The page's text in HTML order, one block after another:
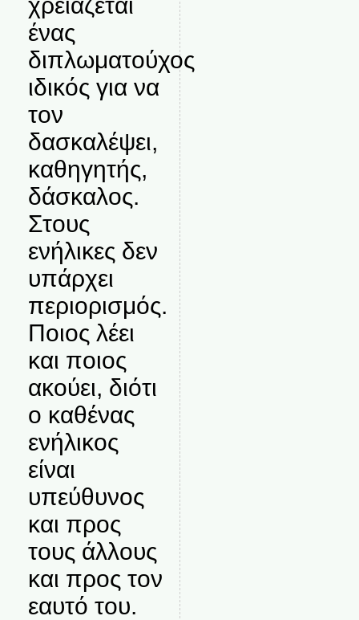
ένας
διπλωματούχος
ιδικός για να
τον
δασκαλέψει,
καθηγητής,
δάσκαλος.
Στους
ενήλικες δεν
υπάρχει
περιορισμός.
Ποιος λέει
και ποιος
ακούει, διότι
ο καθένας
ενήλικος
είναι
υπεύθυνος
και προς
τους άλλους
και προς τον
εαυτό του.